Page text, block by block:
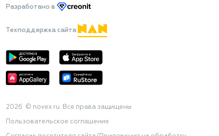
Разработано в
Техподдержка сайта
2026 © novex.ru. Все права защищены
Пользовательское соглашение